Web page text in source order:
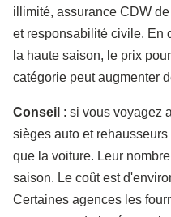
illimité, assurance CDW
et responsabilité civile. En
la haute saison, le prix
catégorie peut augmenter
Conseil : si vous voyagez
sièges auto et
que la voiture. Leur
saison. Le coût est
Certaines agences les